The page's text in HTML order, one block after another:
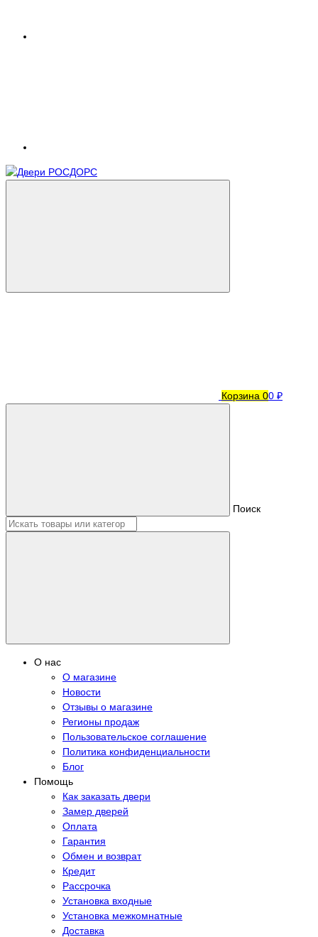
Корзина 00 ₽
Поиск
О нас
О магазине
Новости
Отзывы о магазине
Регионы продаж
Пользовательское соглашение
Политика конфиденциальности
Блог
Помощь
Как заказать двери
Замер дверей
Оплата
Гарантия
Обмен и возврат
Кредит
Рассрочка
Установка входные
Установка межкомнатные
Доставка